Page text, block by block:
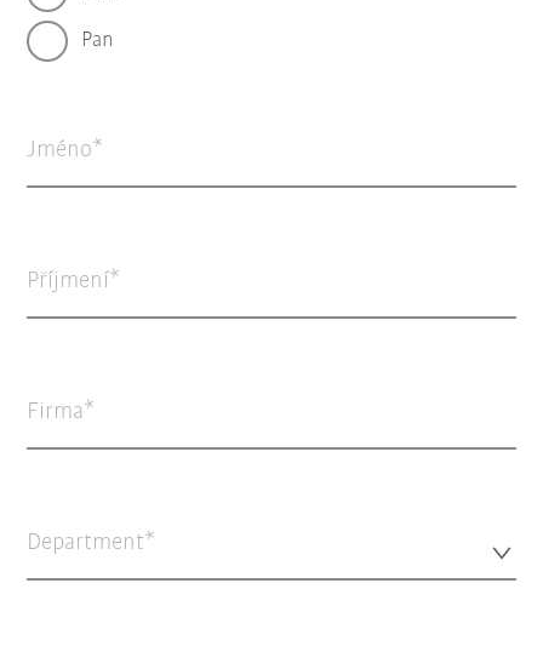
Pan
Jméno
Příjmení
Firma
Department*